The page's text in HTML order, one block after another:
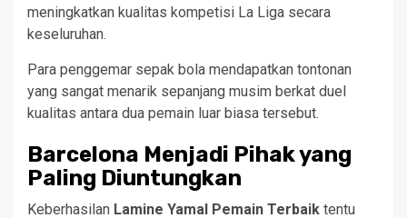
meningkatkan kualitas kompetisi La Liga secara
keseluruhan.
Para penggemar sepak bola mendapatkan tontonan
yang sangat menarik sepanjang musim berkat duel
kualitas antara dua pemain luar biasa tersebut.
Barcelona Menjadi Pihak yang
Paling Diuntungkan
Keberhasilan Lamine Yamal Pemain Terbaik tentu